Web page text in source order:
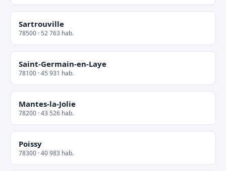
Sartrouville
78500 · 52 763 hab.
Saint-Germain-en-Laye
78100 · 45 931 hab.
Mantes-la-Jolie
78200 · 43 526 hab.
Poissy
78300 · 40 983 hab.